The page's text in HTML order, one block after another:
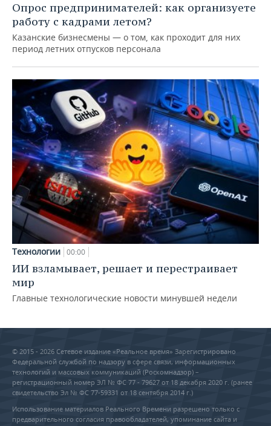
Опрос предпринимателей: как организуете
работу с кадрами летом?
Казанские бизнесмены — о том, как проходит для них
период летних отпусков персонала
Технологии 00:00
ИИ взламывает, решает и перестраивает
мир
Главные технологические новости минувшей недели
© 2015 - 2026 Сетевое издание «Реальное время» Зарегистрировано
Федеральной службой по надзору в сфере связи, информационных
технологий и массовых коммуникаций (Роскомнадзор) –
регистрационный номер ЭЛ № ФС 77 - 79627 от 18 декабря 2020 г. (ранее
свидетельство Эл № ФС 77-59331 от 18 сентября 2014 г.)
Использование материалов Реального Времени разрешено только с
предварительного согласия правообладателей, упоминание сайта и